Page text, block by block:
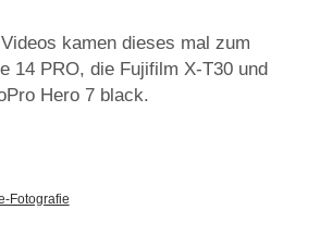
kamen dieses mal zum
14 PRO, die Fujifilm X-T30 und
Hero 7 black.
Fotografie